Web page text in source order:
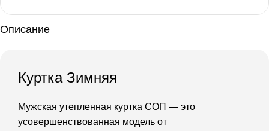
Описание
Куртка Зимняя
Мужская утепленная куртка СОП — это
усовершенствованная модель от